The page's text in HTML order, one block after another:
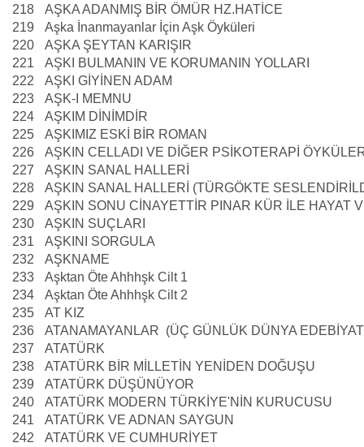
218
AŞKA ADANMIŞ BİR ÖMÜR HZ.HATİCE
219
Aşka İnanmayanlar İçin Aşk Öyküleri
220
AŞKA ŞEYTAN KARIŞIR
221
AŞKI BULMANIN VE KORUMANIN YOLLARI
222
AŞKI GİYİNEN ADAM
223
AŞK-I MEMNU
224
AŞKIM DİNİMDİR
225
AŞKIMIZ ESKİ BİR ROMAN
226
AŞKIN CELLADI VE DİĞER PSİKOTERAPİ
227
AŞKIN SANAL HALLERİ
228
AŞKIN SANAL HALLERİ (TÜRGÖKTE
229
AŞKIN SONU CİNAYETTİR PINAR KÜR İLE HAYAT
230
AŞKIN SUÇLARI
231
AŞKINI SORGULA
232
AŞKNAME
233
Aşktan Öte Ahhhşk Cilt 1
234
Aşktan Öte Ahhhşk Cilt 2
235
AT KIZ
236
ATANAMAYANLAR (ÜÇ GÜNLÜK DÜNYA
237
ATATÜRK
238
ATATÜRK BİR MİLLETİN YENİDEN DOĞUŞU
239
ATATÜRK DÜŞÜNÜYOR
240
ATATÜRK MODERN TÜRKİYE'NİN KURUCUSU
241
ATATÜRK VE ADNAN SAYGUN
242
ATATÜRK VE CUMHURİYET